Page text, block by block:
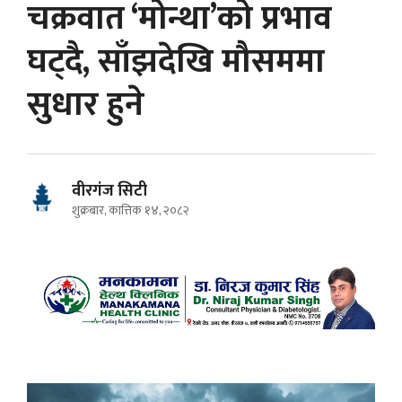
चक्रवात ‘मोन्था’को प्रभाव
घट्दै, साँझदेखि मौसममा
सुधार हुने
वीरगंज सिटी
शुक्रबार, कात्तिक १४, २०८२